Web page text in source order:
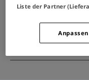
(m/w/d) in
05.08.2026 /Pflege zu
Liste der Partner
Anpassen